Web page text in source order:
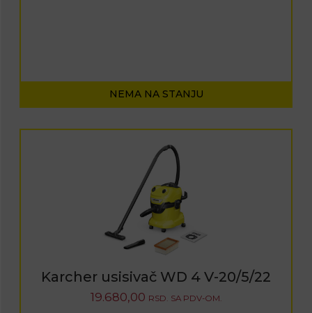
NEMA NA STANJU
Karcher usisivač WD 4 V-20/5/22
19.680,00 RSD. SA PDV-OM.